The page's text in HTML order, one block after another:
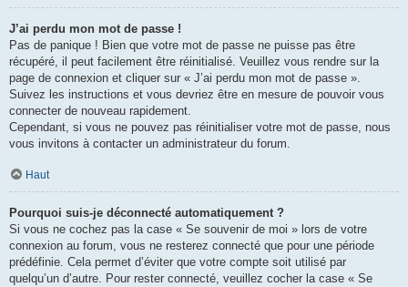
J’ai perdu mon mot de passe !
Pas de panique ! Bien que votre mot de passe ne puisse pas être
récupéré, il peut facilement être réinitialisé. Veuillez vous rendre sur la
page de connexion et cliquer sur « J’ai perdu mon mot de passe ».
Suivez les instructions et vous devriez être en mesure de pouvoir vous
connecter de nouveau rapidement.
Cependant, si vous ne pouvez pas réinitialiser votre mot de passe, nous
vous invitons à contacter un administrateur du forum.
Haut
Pourquoi suis-je déconnecté automatiquement ?
Si vous ne cochez pas la case « Se souvenir de moi » lors de votre
connexion au forum, vous ne resterez connecté que pour une période
prédéfinie. Cela permet d’éviter que votre compte soit utilisé par
quelqu’un d’autre. Pour rester connecté, veuillez cocher la case « Se